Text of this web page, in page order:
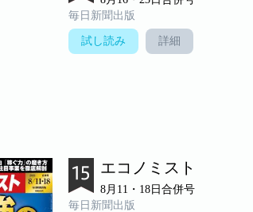
毎日新聞出版
試し読み 詳細
エコノミスト
8月11・18日合併号
毎日新聞出版